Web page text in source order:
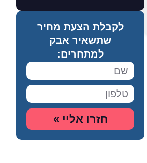
לקבלת הצעת מחיר
שתשאיר אבק
למתחרים:
חזרו אליי »